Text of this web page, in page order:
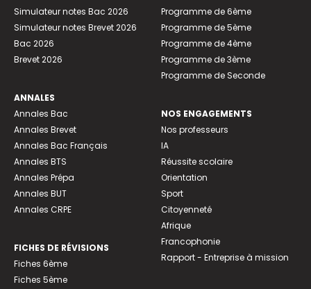
Simulateur notes Bac 2026
Simulateur notes Brevet 2026
Bac 2026
Brevet 2026
ANNALES
Annales Bac
Annales Brevet
Annales Bac Français
Annales BTS
Annales Prépa
Annales BUT
Annales CRPE
FICHES DE RÉVISIONS
Fiches 6ème
Fiches 5ème
Programme de 6ème
Programme de 5ème
Programme de 4ème
Programme de 3ème
Programme de Seconde
NOS ENGAGEMENTS
Nos professeurs
IA
Réussite scolaire
Orientation
Sport
Citoyenneté
Afrique
Francophonie
Rapport - Entreprise à mission